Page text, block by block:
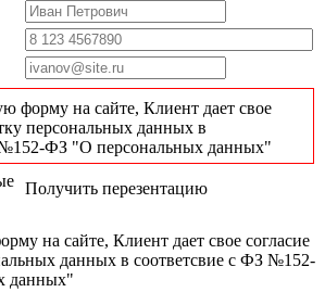
форму на сайте, Клиент дает свое
персональных данных в
№152-ФЗ "О персональных данных"
Получить перезентацию
на сайте, Клиент дает свое согласие
данных в соответсвие с ФЗ №152-
данных"